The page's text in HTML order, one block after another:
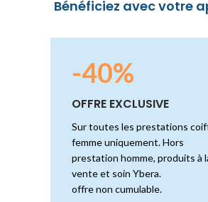
Bénéficiez avec votre
-40%
OFFRE EXCLUSIVE
Sur toutes les prestations
femme uniquement. Hors
prestation homme, produits à
vente et soin Ybera.
offre non cumulable.